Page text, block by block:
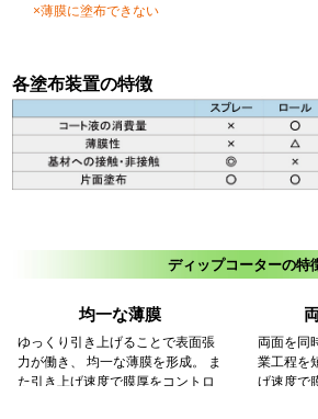
×薄膜に塗布できない
各塗布装置の特徴
ディップコーターの特
均一な薄膜
ゆっくり引き上げることで表面張
力が働き、 均一な薄膜を形成。 ま
た引き上げ速度で膜厚をコントロ
両面を同
業工程を
げ速度で